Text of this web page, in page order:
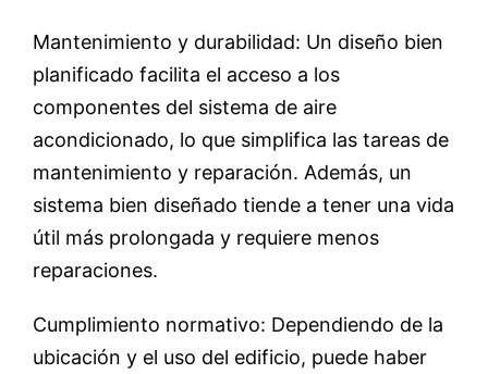
Mantenimiento y durabilidad: Un diseño bien
planificado facilita el acceso a los
componentes del sistema de aire
acondicionado, lo que simplifica las tareas de
mantenimiento y reparación. Además, un
sistema bien diseñado tiende a tener una vida
útil más prolongada y requiere menos
reparaciones.
Cumplimiento normativo: Dependiendo de la
ubicación y el uso del edificio, puede haber